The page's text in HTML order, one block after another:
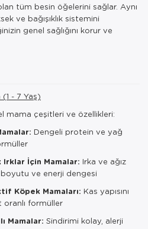
tüm besin öğelerini sağlar. Aynı
ve bağışıklık sistemini
genel sağlığını korur ve
- 7 Yaş)
mama çeşitleri ve özellikleri:
Dengeli protein ve yağ
İçin Mamalar: Irka ve ağız
boyutu ve enerji dengesi
Köpek Mamaları: Kas yapısını
formüller
Mamalar: Sindirimi kolay, alerji